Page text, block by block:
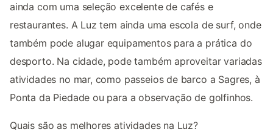
ainda com uma seleção excelente de cafés e
restaurantes. A Luz tem ainda uma escola de surf, onde
também pode alugar equipamentos para a prática do
desporto. Na cidade, pode também aproveitar variadas
atividades no mar, como passeios de barco a Sagres, à
Ponta da Piedade ou para a observação de golfinhos.
Quais são as melhores atividades na Luz?